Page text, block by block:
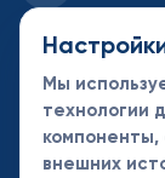
8-495-
Новости
Мы
технологии
компоненты,
внешних